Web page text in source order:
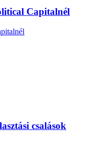
Capitalnél
csalások